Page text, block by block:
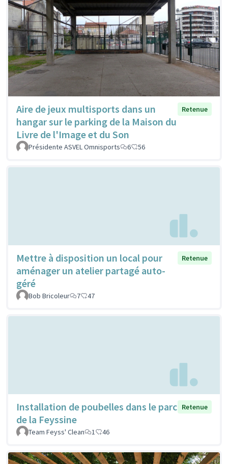
Aire de jeux multisports dans un
hangar sur le parking de la Maison du
Livre de l'Image et du Son
Retenue
Présidente ASVEL Omnisports 6 56
Mettre à disposition un local pour
aménager un atelier partagé auto-
géré
Retenue
Bob Bricoleur 7 47
Installation de poubelles dans le parc
de la Feyssine
Retenue
Team Feyss' Clean 1 46